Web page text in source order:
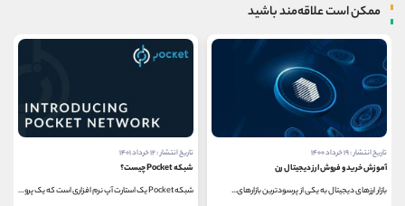
ممکن است علاقه‌مند باشید
تاریخ انتشار : ۱۹ خرداد ۱۴۰۰
آموزش خرید و فروش ارز دیجیتال رن
بازار ارزهای دیجیتال به یکی از پرسودترین بازارهای...
تاریخ انتشار : ۱۲ خرداد ۱۴۰۱
شبکه Pocket چیست؟
شبکه Pocket یک استارت آپ نرم افزاری است که یک پروتکل...